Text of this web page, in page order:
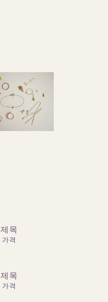
제목
가격
제목
가격